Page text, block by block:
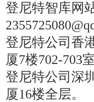
登尼特智库网
登尼特公司香
厦7楼702-703
登尼特公司深
厦16楼全层。